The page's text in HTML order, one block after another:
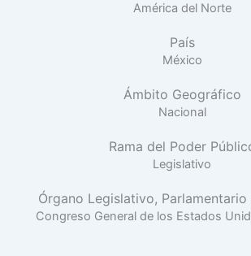
América del Norte
País
México
Ámbito Geográfico
Nacional
Rama del Poder
Legislativo
Órgano Legislativo,
Congreso General de los Estados